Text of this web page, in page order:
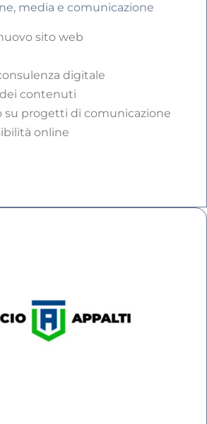
media e comunicazione
sito web
digitale
dei contenuti
su progetti di comunicazione
online